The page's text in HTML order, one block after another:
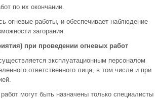
по их окончании.
огневые работы, и обеспечивает наблюдение
загорания.
при проведении огневых работ
эксплуатационным персоналом
ответственного лица, в том числе и при
могут быть назначены только специалисты